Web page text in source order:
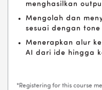
menghasilkan
Mengolah dan
sesuai dengan
Menerapkan alur
AI dari ide hingga
*Registering for this course